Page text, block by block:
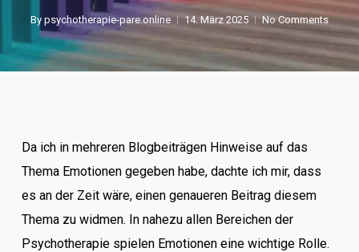
By psychotherapie-pare.online 14. März 2025 No Comments
Da ich in mehreren Blogbeiträgen Hinweise auf das
Thema Emotionen gegeben habe, dachte ich mir, dass
es an der Zeit wäre, einen genaueren Beitrag diesem
Thema zu widmen. In nahezu allen Bereichen der
Psychotherapie spielen Emotionen eine wichtige Rolle.